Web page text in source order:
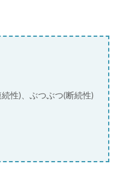
性)、ぶつぶつ(断続性)